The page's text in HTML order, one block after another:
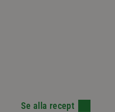
Se alla recept